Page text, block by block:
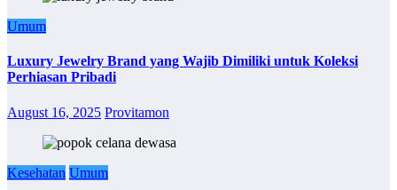
Umum
Luxury Jewelry Brand yang Wajib Dimiliki untuk Koleksi
Perhiasan Pribadi
August 16, 2025 Provitamon
Kesehatan Umum